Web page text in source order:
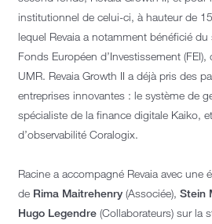
institutionnel de celui-ci, à hauteur de
lequel Revaia a notamment bénéficié
Fonds Européen d’Investissement
UMR. Revaia Growth II a déjà pris des
entreprises innovantes : le système de
spécialiste de la finance digitale Kaiko,
d’observabilité Coralogix.
Racine a accompagné Revaia avec une
de Rima Maitrehenry (Associée), Stein
Hugo Legendre (Collaborateurs) sur la